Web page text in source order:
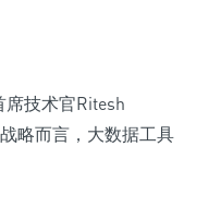
技术官Ritesh
略而言，大数据工具